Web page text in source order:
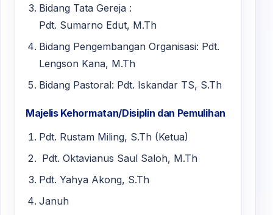
Bidang Tata Gereja :
Pdt. Sumarno Edut, M.Th
Bidang Pengembangan Organisasi: Pdt.
Lengson Kana, M.Th
Bidang Pastoral: Pdt. Iskandar TS, S.Th
Majelis Kehormatan/Disiplin dan Pemulihan
Pdt. Rustam Miling, S.Th (Ketua)
Pdt. Oktavianus Saul Saloh, M.Th
Pdt. Yahya Akong, S.Th
Januh